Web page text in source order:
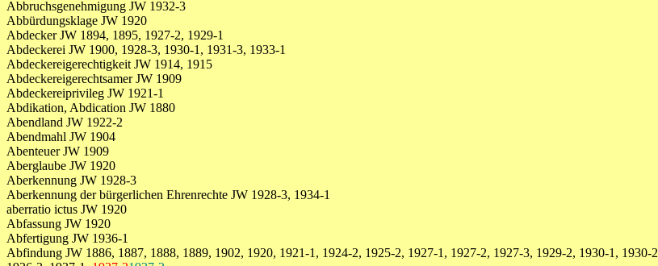
Abbruchsgenehmigung JW 1932-3
Abbürdungsklage JW 1920
Abdecker JW 1894, 1895, 1927-2, 1929-1
Abdeckerei JW 1900, 1928-3, 1930-1, 1931-3, 1933-1
Abdeckereigerechtigkeit JW 1914, 1915
Abdeckereigerechtsamer JW 1909
Abdeckereiprivileg JW 1921-1
Abdikation, Abdication JW 1880
Abendland JW 1922-2
Abendmahl JW 1904
Abenteuer JW 1909
Aberglaube JW 1920
Aberkennung JW 1928-3
Aberkennung der bürgerlichen Ehrenrechte JW 1928-3, 1934-1
aberratio ictus JW 1920
Abfassung JW 1920
Abfertigung JW 1936-1
Abfindung JW 1886, 1887, 1888, 1889, 1902, 1920, 1921-1, 1924-2, 1925-2, 1927-1, 1927-2, 1927-3, 1929-2, 1930-1,